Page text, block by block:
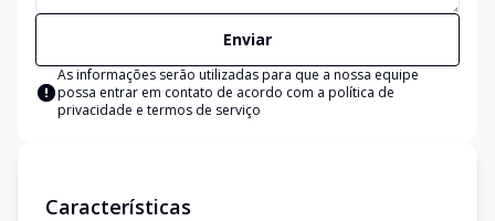
Enviar
As informações serão utilizadas para que a nossa equipe
possa entrar em contato de acordo com a política de
privacidade e termos de serviço
Características